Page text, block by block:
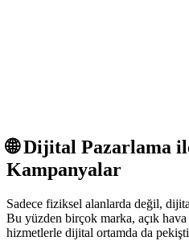
🌐 Dijital Pazarlama
Kampanyalar
Sadece fiziksel alanlarda değil,
Bu yüzden birçok marka, açık hava
hizmetlerle dijital ortamda da